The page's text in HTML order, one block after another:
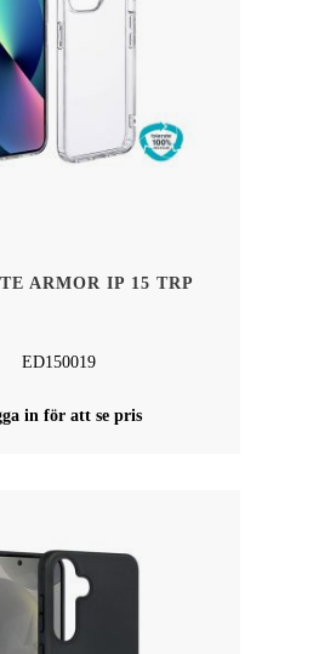
ARMOR IP 15 TRP
ED150019
in för att se pris